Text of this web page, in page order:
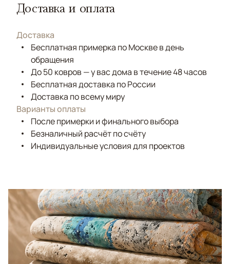
Доставка и оплата
Доставка
Бесплатная примерка по Москве в день
обращения
До 50 ковров — у вас дома в течение 48 часов
Бесплатная доставка по России
Доставка по всему миру
Варианты оплаты
После примерки и финального выбора
Безналичный расчёт по счёту
Индивидуальные условия для проектов